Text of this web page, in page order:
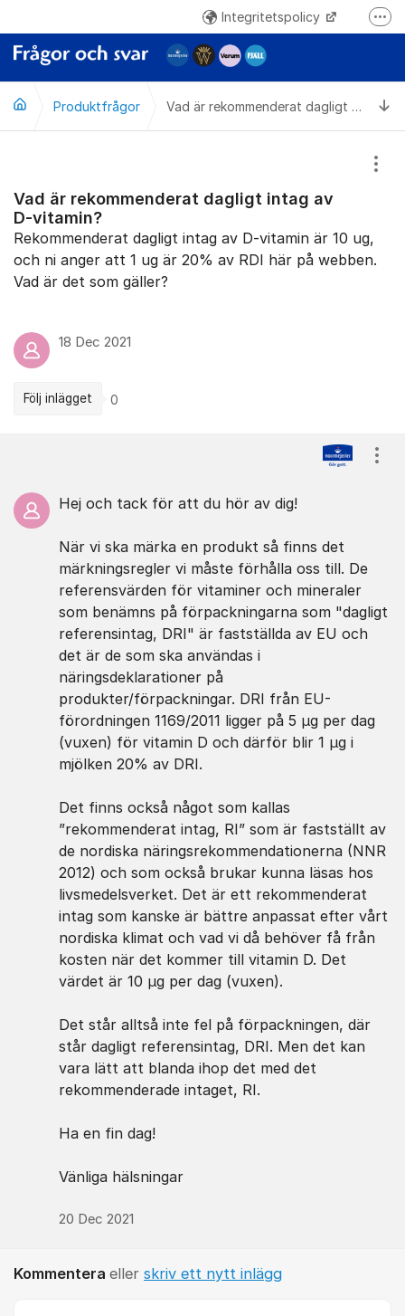
Integritetspolicy
Produktfrågor Vad är rekommenderat dagligt intag av D-vitamin?
Vad är rekommenderat dagligt intag av
D-vitamin?
Rekommenderat dagligt intag av D-vitamin är 10 ug,
och ni anger att 1 ug är 20% av RDI här på webben.
Vad är det som gäller?
18 Dec 2021
Följ inlägget 0
Hej och tack för att du hör av dig!
När vi ska märka en produkt så finns det
märkningsregler vi måste förhålla oss till. De
referensvärden för vitaminer och mineraler
som benämns på förpackningarna som "dagligt
referensintag, DRI" är fastställda av EU och
det är de som ska användas i
näringsdeklarationer på
produkter/förpackningar. DRI från EU-
förordningen 1169/2011 ligger på 5 µg per dag
(vuxen) för vitamin D och därför blir 1 µg i
mjölken 20% av DRI.
Det finns också något som kallas
”rekommenderat intag, RI” som är fastställt av
de nordiska näringsrekommendationerna (NNR
2012) och som också brukar kunna läsas hos
livsmedelsverket. Det är ett rekommenderat
intag som kanske är bättre anpassat efter vårt
nordiska klimat och vad vi då behöver få från
kosten när det kommer till vitamin D. Det
värdet är 10 µg per dag (vuxen).
Det står alltså inte fel på förpackningen, där
står dagligt referensintag, DRI. Men det kan
vara lätt att blanda ihop det med det
rekommenderade intaget, RI.
Ha en fin dag!
Vänliga hälsningar
20 Dec 2021
Kommentera eller skriv ett nytt inlägg